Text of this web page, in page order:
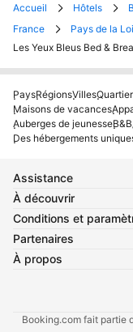
Accueil Hôtels
France
Pays de la
Les Yeux Bleus Bed &
PaysRégionsVilles
Maisons de vacances
Auberges de jeunesse
Des hébergements
Assistance
À découvrir
Conditions et
Partenaires
À propos
Booking.com fait partie